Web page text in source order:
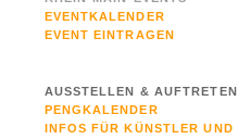
EVENTKALENDER
EVENT EINTRAGEN
AUSSTELLEN & AUFTRETEN
PENGKALENDER
INFOS FÜR KÜNSTLER UND